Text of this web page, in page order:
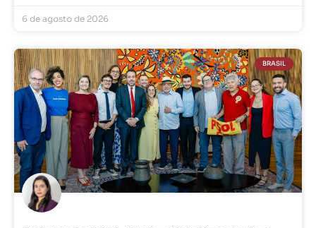
6 de agosto de 2026
BRASIL